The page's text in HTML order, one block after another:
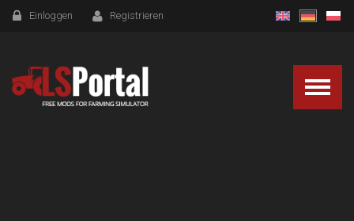
Einloggen Registrieren